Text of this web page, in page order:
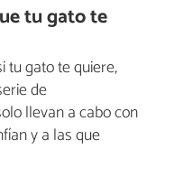
tu gato te
tu gato te quiere,
de
llevan a cabo con
y a las que